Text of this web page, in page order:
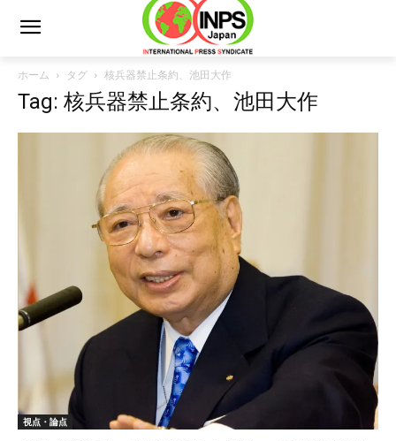
ホーム タグ 核兵器禁止条約、池田大作
Tag: 核兵器禁止条約、池田大作
視点・論点